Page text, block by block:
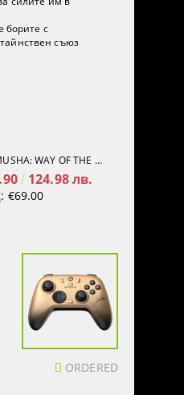
борите с
съюз
ONIMUSHA: WAY OF THE SWORD [NINTENDO SWITCH 2]
124.98 лв.
€69.00
ORDERED